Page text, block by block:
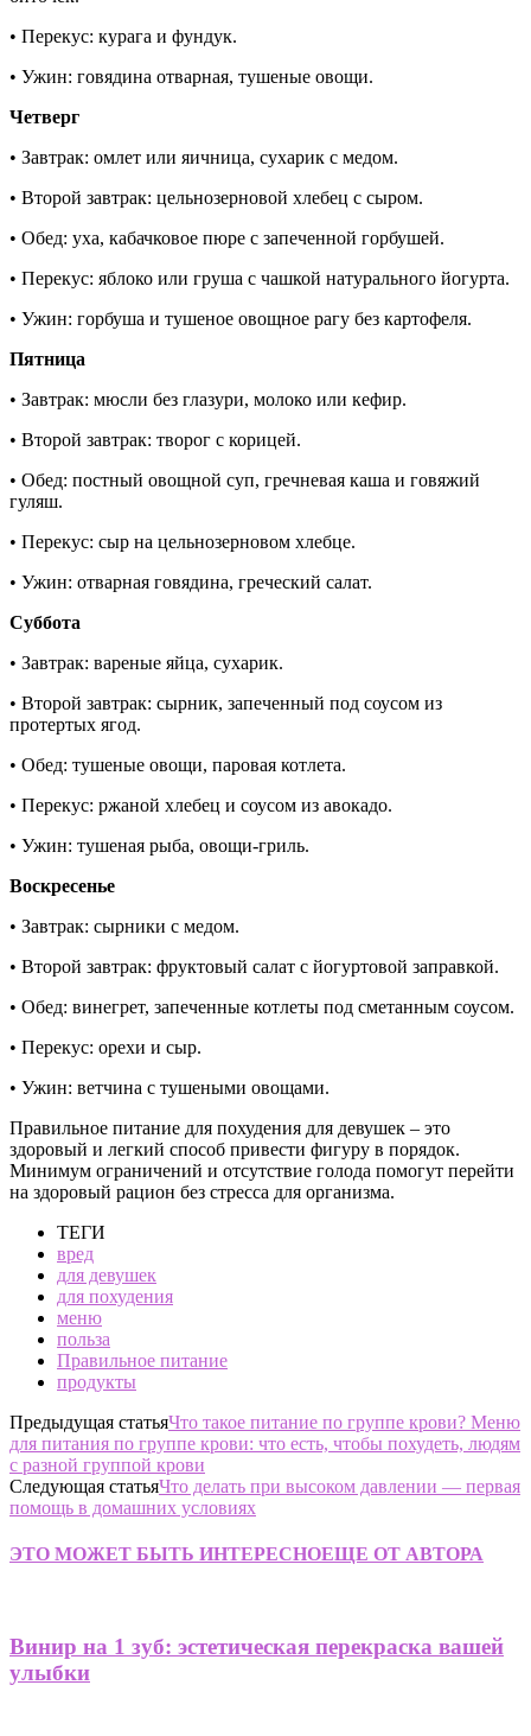
• Перекус: курага и фундук.
• Ужин: говядина отварная, тушеные овощи.
Четверг
• Завтрак: омлет или яичница, сухарик с медом.
• Второй завтрак: цельнозерновой хлебец с сыром.
• Обед: уха, кабачковое пюре с запеченной горбушей.
• Перекус: яблоко или груша с чашкой натурального йогурта.
• Ужин: горбуша и тушеное овощное рагу без картофеля.
Пятница
• Завтрак: мюсли без глазури, молоко или кефир.
• Второй завтрак: творог с корицей.
• Обед: постный овощной суп, гречневая каша и говяжий
гуляш.
• Перекус: сыр на цельнозерновом хлебце.
• Ужин: отварная говядина, греческий салат.
Суббота
• Завтрак: вареные яйца, сухарик.
• Второй завтрак: сырник, запеченный под соусом из
протертых ягод.
• Обед: тушеные овощи, паровая котлета.
• Перекус: ржаной хлебец и соусом из авокадо.
• Ужин: тушеная рыба, овощи-гриль.
Воскресенье
• Завтрак: сырники с медом.
• Второй завтрак: фруктовый салат с йогуртовой заправкой.
• Обед: винегрет, запеченные котлеты под сметанным соусом.
• Перекус: орехи и сыр.
• Ужин: ветчина с тушеными овощами.
Правильное питание для похудения для девушек – это
здоровый и легкий способ привести фигуру в порядок.
Минимум ограничений и отсутствие голода помогут перейти
на здоровый рацион без стресса для организма.
ТЕГИ
вред
для девушек
для похудения
меню
польза
Правильное питание
продукты
Предыдущая статьяЧто такое питание по группе крови? Меню
для питания по группе крови: что есть, чтобы похудеть, людям
с разной группой крови
Следующая статьяЧто делать при высоком давлении — первая
помощь в домашних условиях
ЭТО МОЖЕТ БЫТЬ ИНТЕРЕСНОЕЩЕ ОТ АВТОРА
Винир на 1 зуб: эстетическая перекраска вашей
улыбки